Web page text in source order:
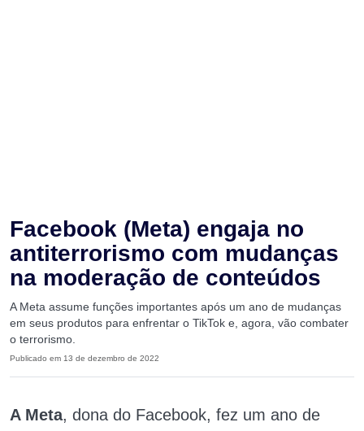
Facebook (Meta) engaja no
antiterrorismo com mudanças
na moderação de conteúdos
A Meta assume funções importantes após um ano de mudanças
em seus produtos para enfrentar o TikTok e, agora, vão combater
o terrorismo.
Publicado em 13 de dezembro de 2022
A Meta, dona do Facebook, fez um ano de